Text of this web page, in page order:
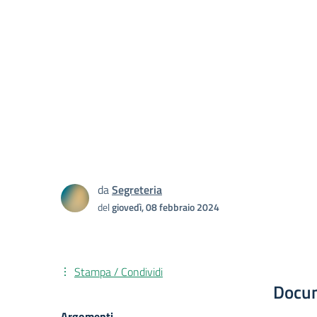
daSegreteria
delgiovedì, 08 febbraio 2024
Stampa / Condividi